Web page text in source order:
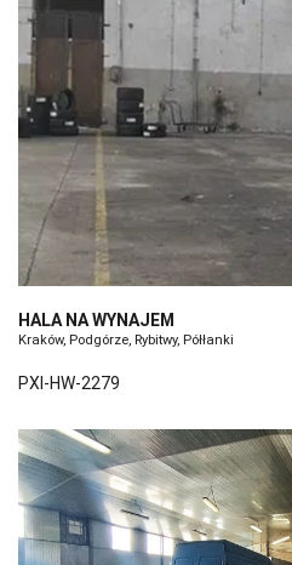
HALA NA WYNAJEM
Kraków, Podgórze, Rybitwy, Półłanki
PXI-HW-2279